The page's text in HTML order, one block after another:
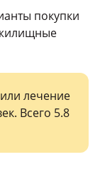
покупки
лечение
Всего 5.8